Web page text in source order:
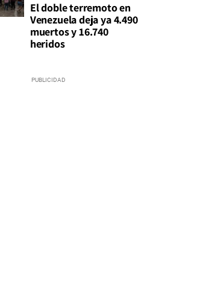
El doble terremoto en
Venezuela deja ya 4.490
muertos y 16.740
heridos